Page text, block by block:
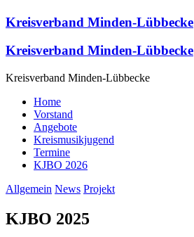
Kreisverband Minden-Lübbecke
Kreisverband Minden-Lübbecke
Kreisverband Minden-Lübbecke
Home
Vorstand
Angebote
Kreismusikjugend
Termine
KJBO 2026
Allgemein News Projekt
KJBO 2025